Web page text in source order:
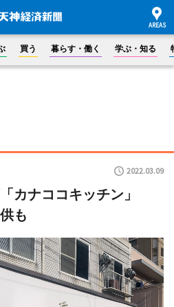
買う 暮らす・働く 学ぶ・知る
2022.03.09
カナココキッチン」
も